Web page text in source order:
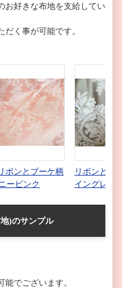
お好きな布地を支給してい
だく事が可能です。
ボンとブーケ柄
ーピンク
リボンとブ
イングレー
)のサンプル
でございます。